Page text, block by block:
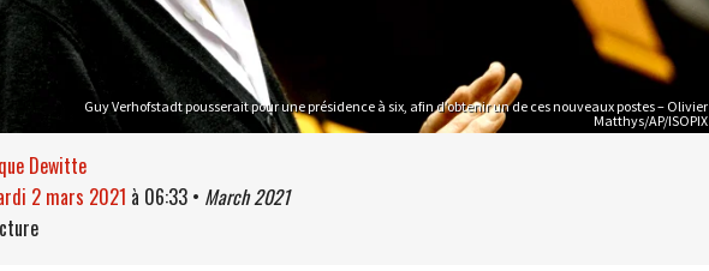
Guy Verhofstadt pousserait pour une présidence à six, afin d’obtenir un de ces nouveaux postes – Olivier
Matthys/AP/ISOPIX
Dewitte
2 mars 2021 à 06:33 • March 2021